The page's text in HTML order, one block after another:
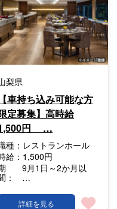
梨県
【車持ち込み可能な方
定募集】高時給
円 …
種： レストランホール
給： 1,500円
：
9月1日～2か月以
…
詳細を見る